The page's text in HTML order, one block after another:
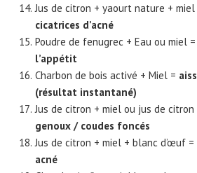
Jus de citron + yaourt nature +
cicatrices d’acné
Poudre de fenugrec + Eau ou miel =
l’appétit
Charbon de bois activé + Miel =
(résultat instantané)
Jus de citron + miel ou jus de
genoux / coudes foncés
Jus de citron + miel + blanc d’œuf =
acné